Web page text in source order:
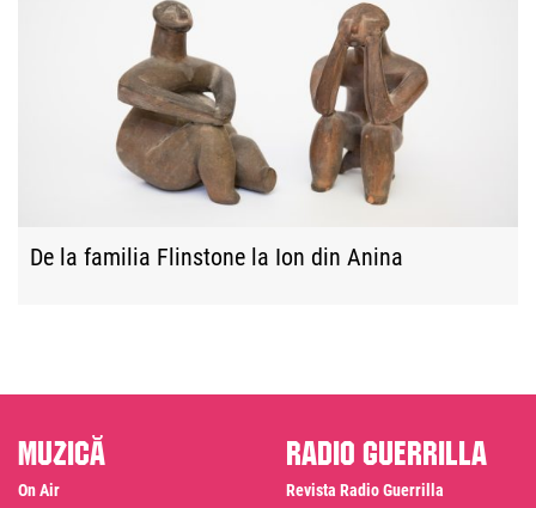
De la familia Flinstone la Ion din Anina
Muzică
On Air
Radio Guerrilla
Revista Radio Guerrilla